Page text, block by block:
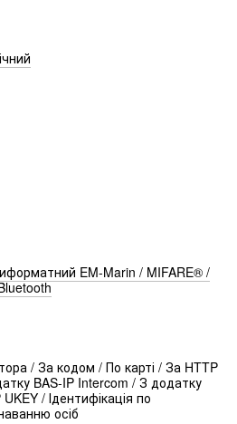
EM-Marin / MIFARE® /
/ За кодом / По карті / За HTTP
BAS-IP Intercom / З додатку
UKEY / Ідентифікація по
осіб